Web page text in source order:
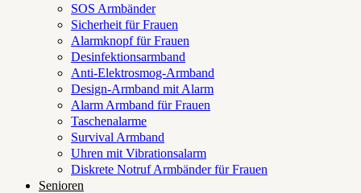
SOS Armbänder
Sicherheit für Frauen
Alarmknopf für Frauen
Desinfektionsarmband
Anti-Elektrosmog-Armband
Design-Armband mit Alarm
Alarm Armband für Frauen
Taschenalarme
Survival Armband
Uhren mit Vibrationsalarm
Diskrete Notruf Armbänder für Frauen
Senioren